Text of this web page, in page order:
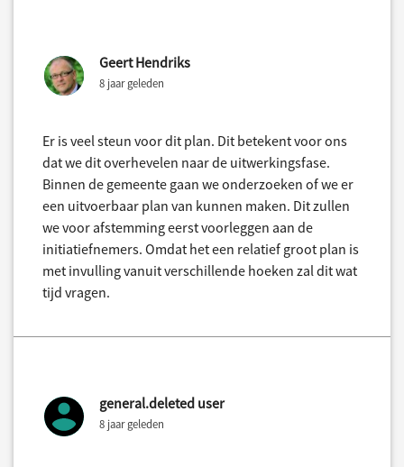
Geert Hendriks
8 jaar geleden
Er is veel steun voor dit plan. Dit betekent voor ons
dat we dit overhevelen naar de uitwerkingsfase.
Binnen de gemeente gaan we onderzoeken of we er
een uitvoerbaar plan van kunnen maken. Dit zullen
we voor afstemming eerst voorleggen aan de
initiatiefnemers. Omdat het een relatief groot plan is
met invulling vanuit verschillende hoeken zal dit wat
tijd vragen.
general.deleted user
8 jaar geleden